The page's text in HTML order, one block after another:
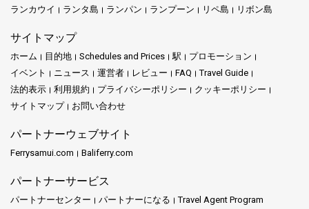
ランカウイ
ランタ島 ランパン ランプーン リペ島 リボン島
サイトマップ
ホーム 目的地 Schedules and Prices 駅
プロモーション
イベント
ニュース 運営者 レビュー FAQ
Travel Guide
法的表示
利用規約 プライバシーポリシー
クッキーポリシー
サイトマップ
お問い合わせ
パートナーウェブサイト
Ferrysamui.com Baliferry.com
パートナーサービス
パートナーセンター パートナーになる Travel Agent Program